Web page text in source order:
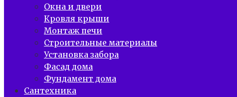
Окна и двери
Кровля крыши
Монтаж печи
Строительные материалы
Установка забора
Фасад дома
Фундамент дома
Сантехника